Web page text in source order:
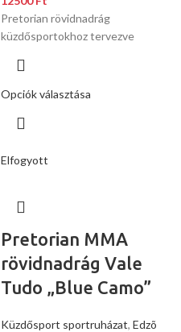
Pretorian rövidnadrág
küzdősportokhoz tervezve
Opciók választása
Elfogyott
Pretorian MMA
rövidnadrág Vale
Tudo „Blue Camo”
Küzdősport sportruházat, Edzõ